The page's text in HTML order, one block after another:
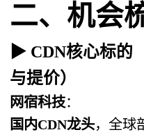
二、机会
▶ CDN核心标的
与提价）
网宿科技：
国内CDN龙头，全球